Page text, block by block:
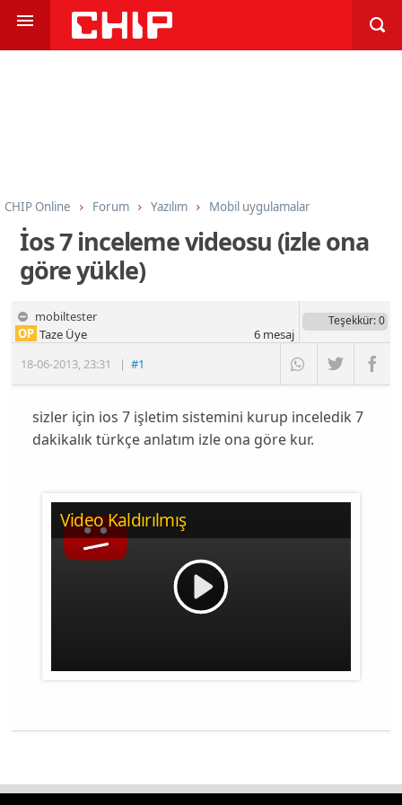
CHIP Online Forum Yazılım Mobil uygulamalar
İos 7 inceleme videosu (izle ona
göre yükle)
mobiltester
18-06-2013,23:31 |#1
OP Taze Üye
Teşekkür: 0
6mesaj
sizler için ios 7 işletim sistemini kurup inceledik 7
dakikalık türkçe anlatım izle ona göre kur.
Video Kaldırılmış